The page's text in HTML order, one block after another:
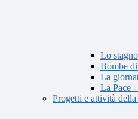
Lo
Bombe
La
La Pace
Progetti e attività